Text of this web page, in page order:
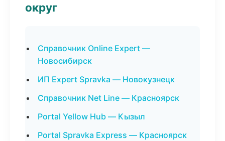
округ
Справочник Online Expert —
Новосибирск
ИП Expert Spravka — Новокузнецк
Справочник Net Line — Красноярск
Portal Yellow Hub — Кызыл
Portal Spravka Express — Красноярск